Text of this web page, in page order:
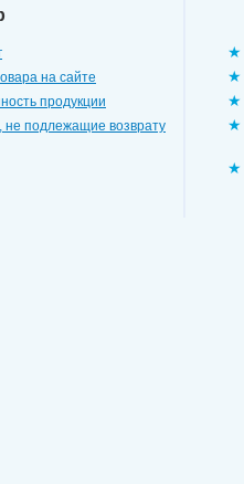
на сайте
продукции
не подлежащие возврату